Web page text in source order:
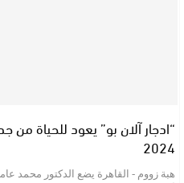
“ادجار آلان بو” يعود للحياة
2024
هبة زووم - القاهرة يضع الدكتور محمد